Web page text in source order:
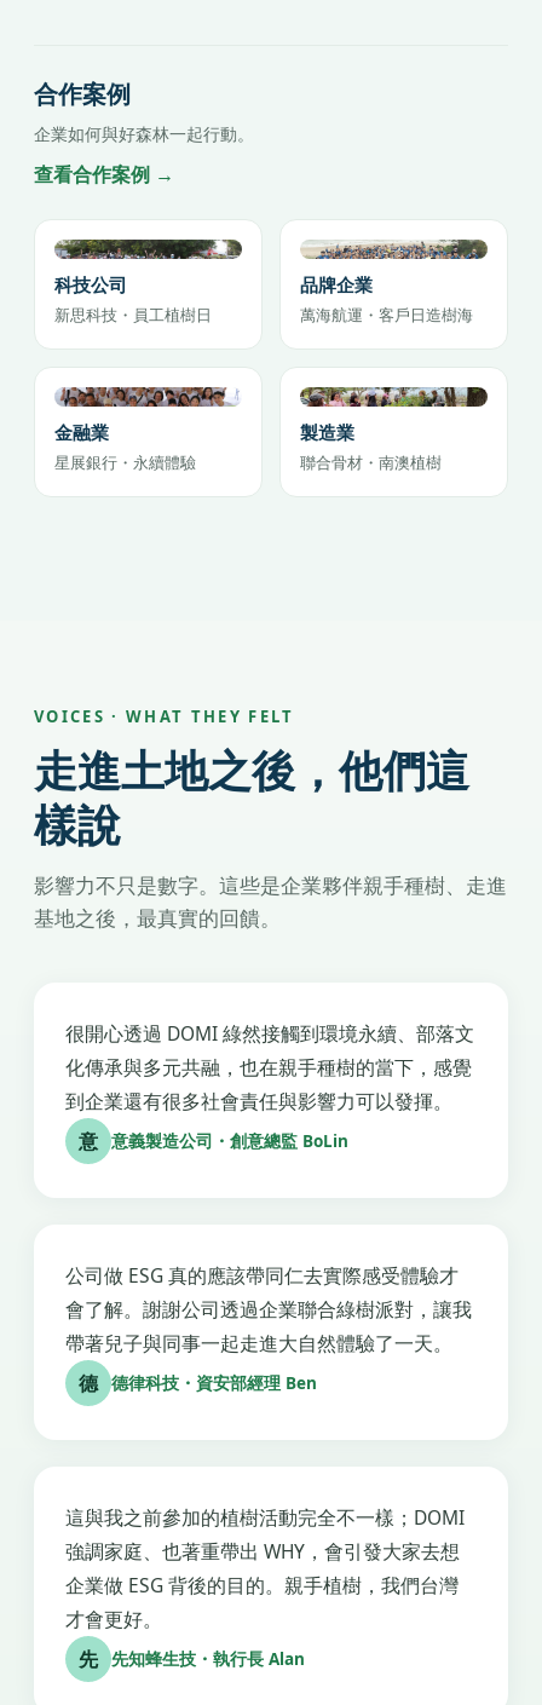
合作案例
企業如何與好森林一起行動。
查看合作案例 →
科技公司
新思科技・員工植樹日
品牌企業
萬海航運・客戶日造樹海
金融業
星展銀行・永續體驗
製造業
聯合骨材・南澳植樹
VOICES · WHAT THEY FELT
走進土地之後，他們這
樣說
影響力不只是數字。這些是企業夥伴親手種樹、走進
基地之後，最真實的回饋。
很開心透過 DOMI 綠然接觸到環境永續、部落文
化傳承與多元共融，也在親手種樹的當下，感覺
到企業還有很多社會責任與影響力可以發揮。
意
意義製造公司・創意總監 BoLin
公司做 ESG 真的應該帶同仁去實際感受體驗才
會了解。謝謝公司透過企業聯合綠樹派對，讓我
帶著兒子與同事一起走進大自然體驗了一天。
德
德律科技・資安部經理 Ben
這與我之前參加的植樹活動完全不一樣；DOMI
強調家庭、也著重帶出 WHY，會引發大家去想
企業做 ESG 背後的目的。親手植樹，我們台灣
才會更好。
先
先知蜂生技・執行長 Alan